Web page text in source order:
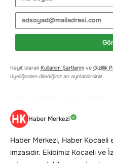
Kayıt olarak Kullanım Şartlarını ve Gizlilik
üyeliğinden dilediğiniz an ayrılabilirsiniz.
Haber Merkezi
Haber Merkezi, Haber
imzasıdır. Ekibimiz Kocaeli